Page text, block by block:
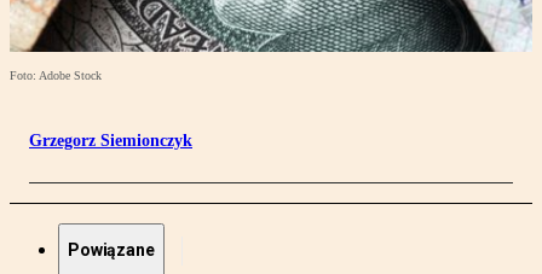
Foto: Adobe Stock
Grzegorz Siemionczyk
Powiązane